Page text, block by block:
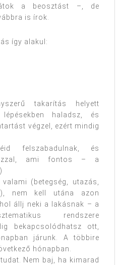
a beosztást –, de
is írok.
így alakul:
takarítás helyett
haladsz, és
végzel, ezért mindig
felszabadulnak, és
ami fontos – a
(betegség, utazás,
nem kell utána azon
állj neki a lakásnak – a
rendszere
bekapcsolódhatsz ott,
járunk. A többire
hónapban.
Nem baj, ha kimarad